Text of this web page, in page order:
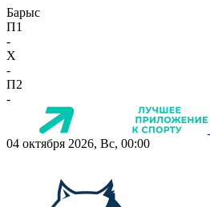
Барыс
П1
-
X
-
П2
-
04 октября 2026, Вс, 00:00